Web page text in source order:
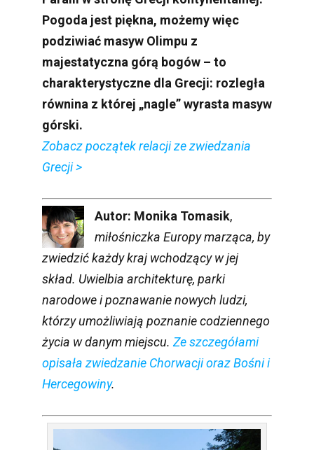
Pogoda jest piękna, możemy więc
podziwiać masyw Olimpu z
majestatyczna górą bogów – to
charakterystyczne dla Grecji: rozległa
równina z której „nagle” wyrasta masyw
górski.
Zobacz początek relacji ze zwiedzania
Grecji >
Autor: Monika Tomasik,
miłośniczka Europy marząca, by
zwiedzić każdy kraj wchodzący w jej
skład. Uwielbia architekturę, parki
narodowe i poznawanie nowych ludzi,
którzy umożliwiają poznanie codziennego
życia w danym miejscu. Ze szczegółami
opisała zwiedzanie Chorwacji oraz Bośni i
Hercegowiny.